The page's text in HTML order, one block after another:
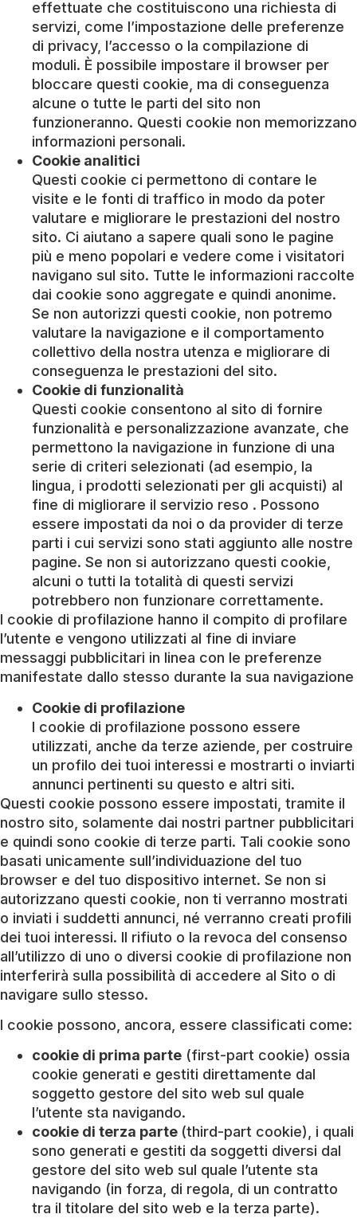
effettuate che costituiscono una richiesta di
servizi, come l’impostazione delle preferenze
di privacy, l’accesso o la compilazione di
moduli. È possibile impostare il browser per
bloccare questi cookie, ma di conseguenza
alcune o tutte le parti del sito non
funzioneranno. Questi cookie non memorizzano
informazioni personali.
Cookie analitici
Questi cookie ci permettono di contare le
visite e le fonti di traffico in modo da poter
valutare e migliorare le prestazioni del nostro
sito. Ci aiutano a sapere quali sono le pagine
più e meno popolari e vedere come i visitatori
navigano sul sito. Tutte le informazioni raccolte
dai cookie sono aggregate e quindi anonime.
Se non autorizzi questi cookie, non potremo
valutare la navigazione e il comportamento
collettivo della nostra utenza e migliorare di
conseguenza le prestazioni del sito.
Cookie di funzionalità
Questi cookie consentono al sito di fornire
funzionalità e personalizzazione avanzate, che
permettono la navigazione in funzione di una
serie di criteri selezionati (ad esempio, la
lingua, i prodotti selezionati per gli acquisti) al
fine di migliorare il servizio reso . Possono
essere impostati da noi o da provider di terze
parti i cui servizi sono stati aggiunto alle nostre
pagine. Se non si autorizzano questi cookie,
alcuni o tutti la totalità di questi servizi
potrebbero non funzionare correttamente.
I cookie di profilazione hanno il compito di profilare
l’utente e vengono utilizzati al fine di inviare
messaggi pubblicitari in linea con le preferenze
manifestate dallo stesso durante la sua navigazione
Cookie di profilazione
I cookie di profilazione possono essere
utilizzati, anche da terze aziende, per costruire
un profilo dei tuoi interessi e mostrarti o inviarti
annunci pertinenti su questo e altri siti.
Questi cookie possono essere impostati, tramite il
nostro sito, solamente dai nostri partner pubblicitari
e quindi sono cookie di terze parti. Tali cookie sono
basati unicamente sull’individuazione del tuo
browser e del tuo dispositivo internet. Se non si
autorizzano questi cookie, non ti verranno mostrati
o inviati i suddetti annunci, né verranno creati profili
dei tuoi interessi. Il rifiuto o la revoca del consenso
all’utilizzo di uno o diversi cookie di profilazione non
interferirà sulla possibilità di accedere al Sito o di
navigare sullo stesso.
I cookie possono, ancora, essere classificati come:
cookie di prima parte (first-part cookie) ossia
cookie generati e gestiti direttamente dal
soggetto gestore del sito web sul quale
l’utente sta navigando.
cookie di terza parte (third-part cookie), i quali
sono generati e gestiti da soggetti diversi dal
gestore del sito web sul quale l’utente sta
navigando (in forza, di regola, di un contratto
tra il titolare del sito web e la terza parte).